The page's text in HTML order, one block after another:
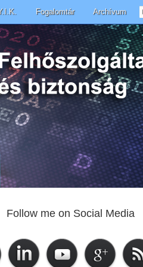
Fogalomtár Archívum
Follow me on Social Media